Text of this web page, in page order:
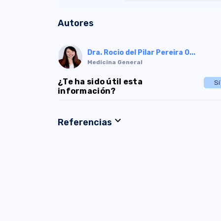
Autores
Dra. Rocio del Pilar Pereira O...
Medicina General
¿Te ha sido útil esta
información?
Sí
Referencias expand_more